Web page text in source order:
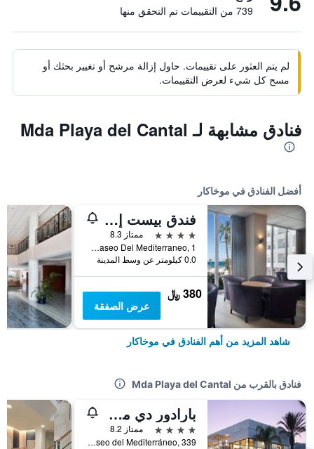
739 من التقييمات تم التحقق منها
لم يتم العثور على تقييمات. حاول إزالة مرشح أو تغيير بحثك أو
مسح كل شيء لعرض التقييمات.
فنادق مشابهة لـ Mda Playa del Cantal
أفضل الفنادق في موخاكار
فندق بيست إندالو
4 نجوم
ممتاز 8.3
Paseo Del Mediterraneo, 1, موخاكار, منطقة أندلوسيا, أسبانيا
0.0 كيلومتر عن وسط المدينة
380 ﷼
عرض الصفقة
شاهد المزيد من أهم الفنادق في موخاكار
فنادق بالقرب من Mda Playa del Cantal
بارادور دي موجاكار
4 نجوم
ممتاز 8.2
Paseo del Mediterráneo, 339, موخاكار, منطقة أندلوسيا, أسبانيا